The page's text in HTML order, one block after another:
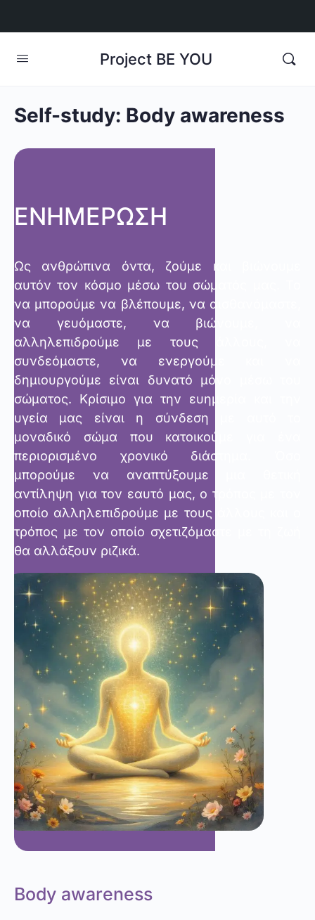
Project BE YOU
Self-study: Body awareness
ΕΝΗΜΕΡΩΣΗ
Ως ανθρώπινα όντα, ζούμε και βιώνουμε
αυτόν τον κόσμο μέσω του σώματός μας. Το
να μπορούμε να βλέπουμε, να αισθανόμαστε,
να γευόμαστε, να βιώνουμε, να
αλληλεπιδρούμε με τους άλλους, να
συνδεόμαστε, να ενεργούμε και να
δημιουργούμε είναι δυνατό μόνο μέσω του
σώματος. Κρίσιμο για την ευημερία και την
υγεία μας είναι η σύνδεση με αυτό το
μοναδικό σώμα που κατοικούμε για ένα
περιορισμένο χρονικό διάστημα. Όσο
μπορούμε να αναπτύξουμε μια θετική
αντίληψη για τον εαυτό μας, ο τρόπος με τον
οποίο αλληλεπιδρούμε με τους άλλους και ο
τρόπος με τον οποίο σχετιζόμαστε με τη ζωή
θα αλλάξουν ριζικά.
Body awareness